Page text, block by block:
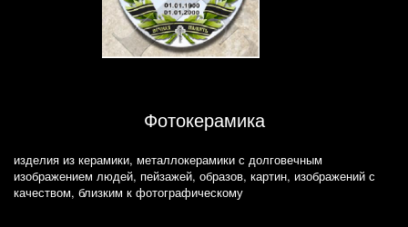
Фотокерамика
изделия из керамики, металлокерамики с долговечным
изображением людей, пейзажей, образов, картин, изображений с
качеством, близким к фотографическому